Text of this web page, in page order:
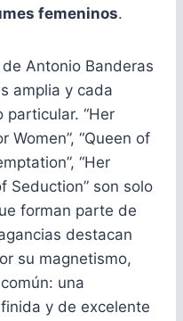
femeninos.
Antonio Banderas
amplia y cada
“Her
Women”, “Queen of
“Her
Seduction” son solo
forman parte de
destacan
su magnetismo,
una
y de excelente